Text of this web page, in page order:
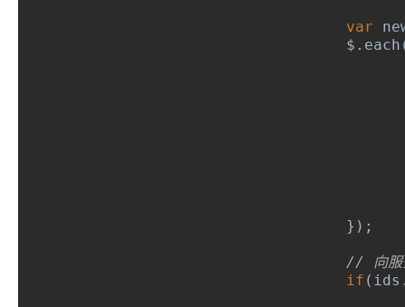
var
				$
. each
});
// 向服
if ( ids